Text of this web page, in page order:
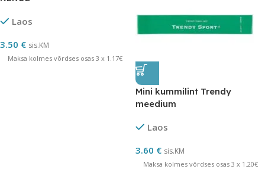
Laos
3.50 € sis.KM
Maksa kolmes võrdses osas 3 x 1.17€
Mini kummilint Trendy
meedium
Laos
3.60 € sis.KM
Maksa kolmes võrdses osas 3 x 1.20€